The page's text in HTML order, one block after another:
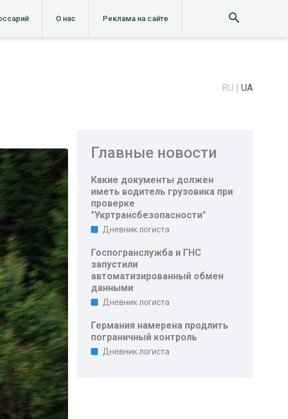
О нас Реклама на сайте
RU UA
Главные новости
Какие документы должен
иметь водитель грузовика при
проверке
"Укртрансбезопасности"
Дневник логиста
Госпогранслужба и ГНС
запустили
автоматизированный обмен
данными
Дневник логиста
Германия намерена продлить
пограничный контроль
Дневник логиста